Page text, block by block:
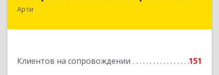
Арти
Клиентов на сопровождении 151
623340, Свердловская обл, Артинский р-н, Арти